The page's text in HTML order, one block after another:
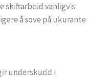
skiftarbeid vanligvis
å sove på ukurante
underskudd i